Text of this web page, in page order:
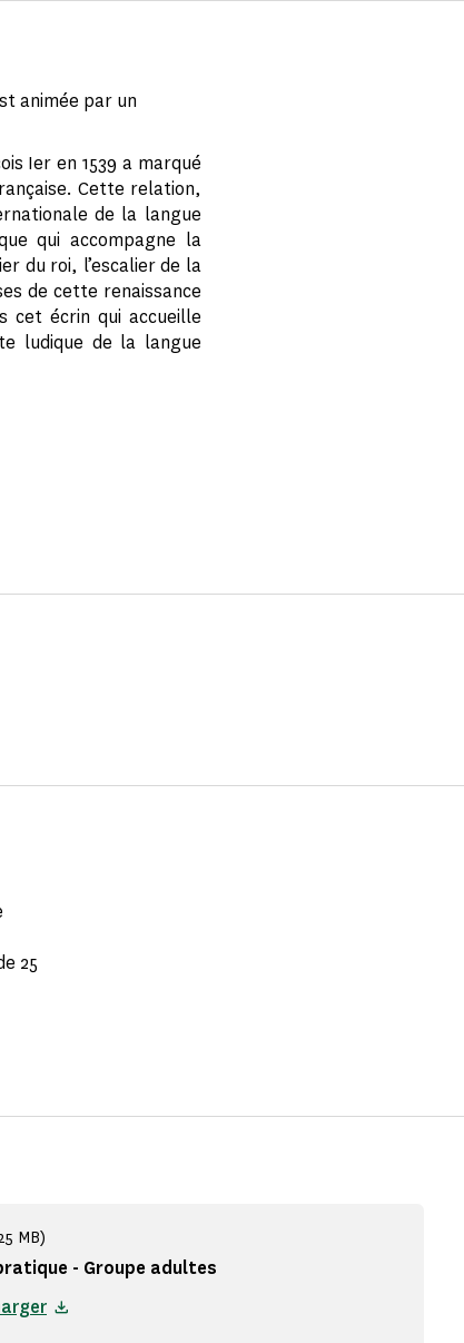
animée par un
Ier en 1539 a marqué
Cette relation,
de la langue
qui accompagne la
du roi, l’escalier de la
de cette renaissance
cet écrin qui accueille
ludique de la langue
25
- Groupe adultes
MB)